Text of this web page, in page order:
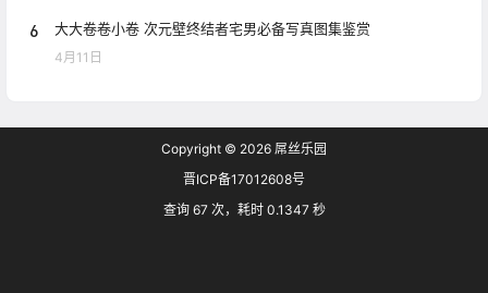
6 大大卷卷小卷 次元壁终结者宅男必备写真图集鉴赏
4月11日
Copyright © 2026 屌丝乐园
晋ICP备17012608号
查询 67 次，耗时 0.1347 秒